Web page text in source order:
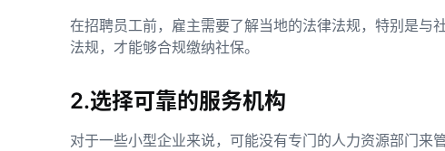
在招聘员工前，雇主需要了解当地的法律法规，特别是与
法规，才能够合规缴纳社保。
2.选择可靠的服务机构
对于一些小型企业来说，可能没有专门的人力资源部门来